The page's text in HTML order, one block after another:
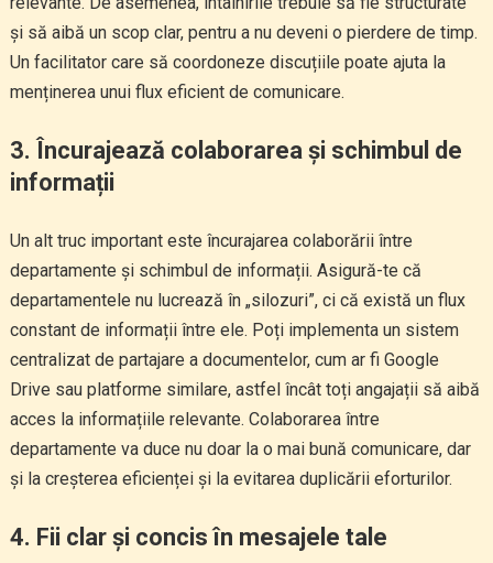
și să aibă un scop clar, pentru a nu deveni o pierdere de timp.
Un facilitator care să coordoneze discuțiile poate ajuta la
menținerea unui flux eficient de comunicare.
3. Încurajează colaborarea și schimbul de
informații
Un alt truc important este încurajarea colaborării între
departamente și schimbul de informații. Asigură-te că
departamentele nu lucrează în „silozuri”, ci că există un flux
constant de informații între ele. Poți implementa un sistem
centralizat de partajare a documentelor, cum ar fi Google
Drive sau platforme similare, astfel încât toți angajații să aibă
acces la informațiile relevante. Colaborarea între
departamente va duce nu doar la o mai bună comunicare, dar
și la creșterea eficienței și la evitarea duplicării eforturilor.
4. Fii clar și concis în mesajele tale